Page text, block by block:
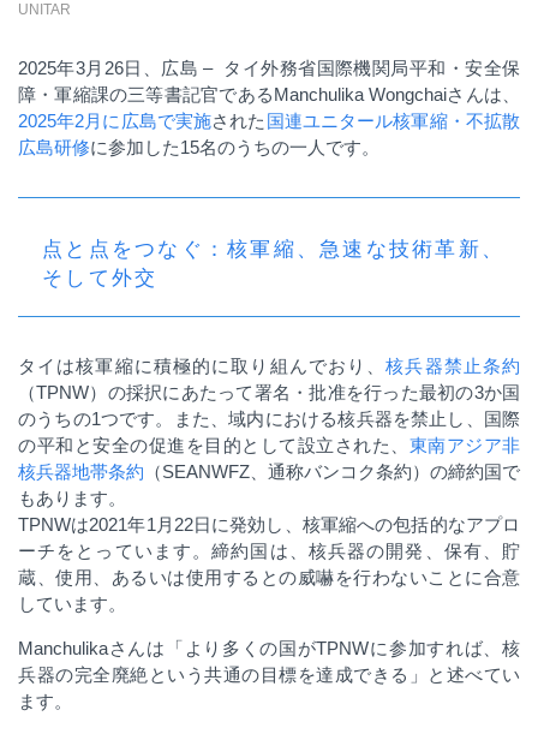
UNITAR
2025年3月 26日、広島 – タイ外務省国際機関局平和・安全保
障・軍縮課の三等書記官であるManchulika Wongchaiさんは、
2025年2月に広島で実施された 国連ユニタール核軍縮・不拡散
広島研修に参加した15名のうちの一人です。
点と点をつなぐ：核軍縮、急速な技術革新、
そして外交
タイは核軍縮に積極的に取り組んでおり、核兵器禁止条約
（TPNW）の採択にあたって署名・批准を行った最初の3か国
のうちの1つです。また、域内における核兵器を禁止し、国際
の平和と安全の促進を目的として設立された、 東南アジア非
核兵器地帯条約 （SEANWFZ 、通称バンコク条約）の締約国で
もあります。
TPNWは2021年1 月 22日に発効し、核軍縮への包括的なアプロ
ーチをとっています。締約国は、核兵器の開発、保有、貯
蔵、使用、あるいは使用するとの威嚇を行わないことに合意
しています。
Manchulikaさんは「より多くの国がTPNWに参加すれば、核
兵器の完全廃絶という共通の目標を達成できる」と述べてい
ます。